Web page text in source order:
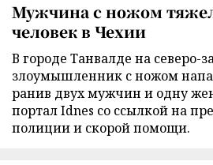
Мужчина с ножом
человек в Чехии
В городе Танвалде на северо-
злоумышленник с ножом
ранив двух мужчин и одну
портал Idnes со ссылкой на
полиции и скорой помощи.